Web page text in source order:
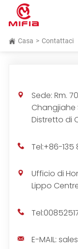
Casa > Contattaci
Sede: Rm.
Changjiahe
Distretto di
Tel:+86-135
Ufficio di
Lippo
Tel:
E-MAIL: